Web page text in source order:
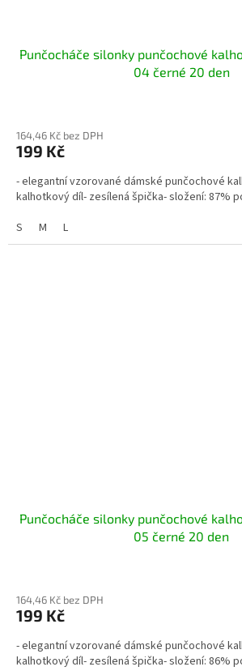
Punčocháče silonky punčochové
04 černé 20 den
164,46 Kč bez DPH
199 Kč
- elegantní vzorované dámské punčochové
kalhotkový díl- zesílená špička- složení: 87%
S
M L
Punčocháče silonky punčochové
05 černé 20 den
164,46 Kč bez DPH
199 Kč
- elegantní vzorované dámské punčochové
kalhotkový díl- zesílená špička- složení: 86%